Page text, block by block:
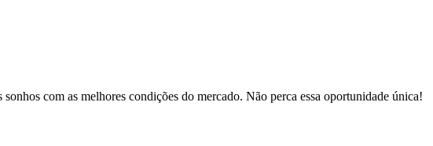
com as melhores condições do mercado. Não perca essa oportunidade única!